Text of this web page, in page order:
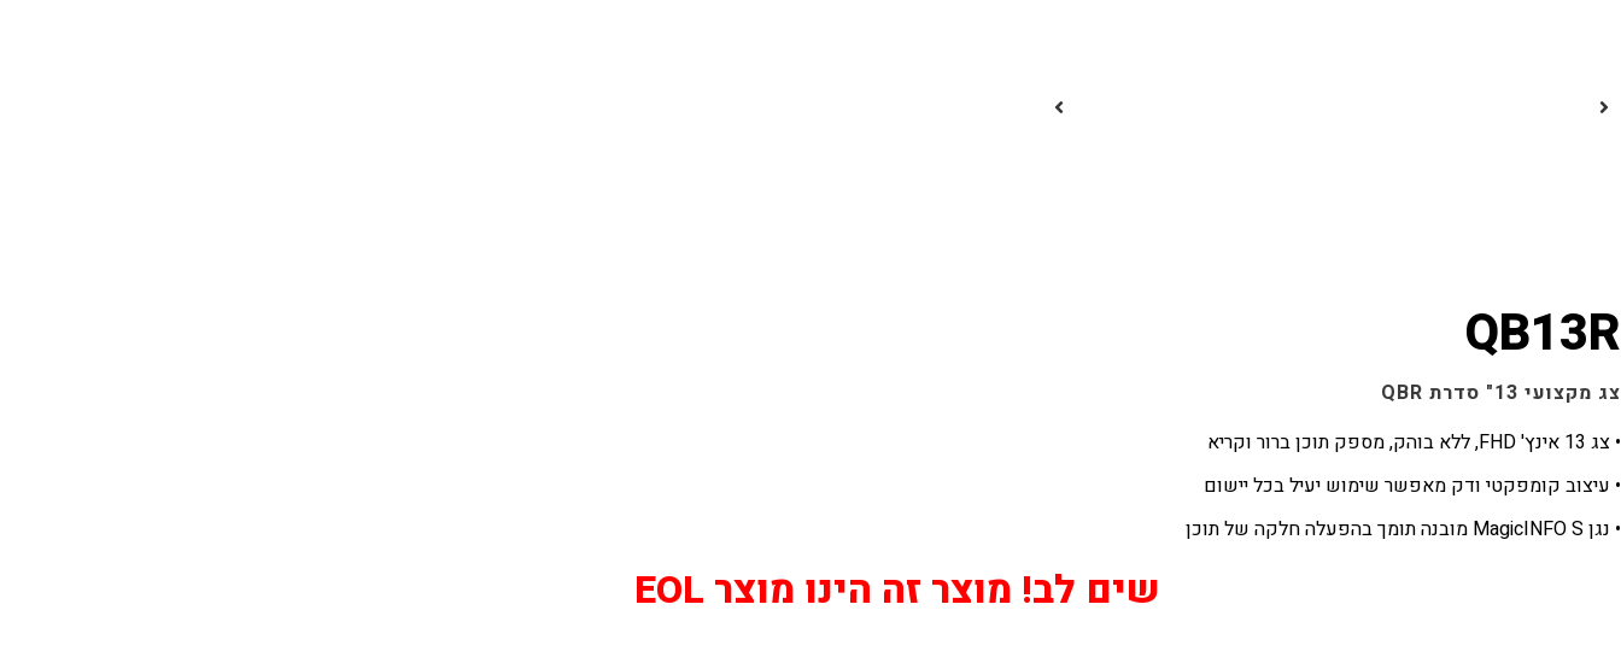
QB13R
צג מקצועי 13" סדרת QBR
• צג 13 אינץ' FHD, ללא בוהק, מספק תוכן ברור וקריא
• עיצוב קומפקטי ודק מאפשר שימוש יעיל בכל יישום
• נגן MagicINFO S מובנה תומך בהפעלה חלקה של תוכן
שים לב! מוצר זה הינו מוצר EOL